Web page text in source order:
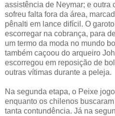
assistência de Neymar; e outra
sofreu falta fora da área,
pênalti em lance difícil. O
escorregar na cobrança, para
um termo da moda no mundo
também caçoou do arqueiro
escorregou em reposição de
outras vítimas durante a peleja.
Na segunda etapa, o Peixe
enquanto os chilenos
tanta contundência. Já na